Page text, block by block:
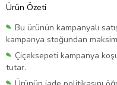
Ürün Özeti
Bu ürünün kampanyalı
kampanya stoğundan
Çiçeksepeti kampanya
tutar.